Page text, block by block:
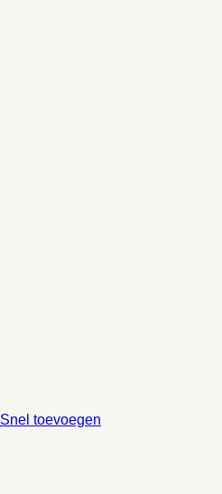
Snel toevoegen